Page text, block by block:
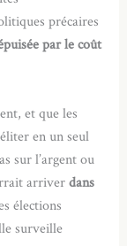
précaires
par le coût
et que les
en un seul
sur l’argent ou
arriverdans
élections
surveille